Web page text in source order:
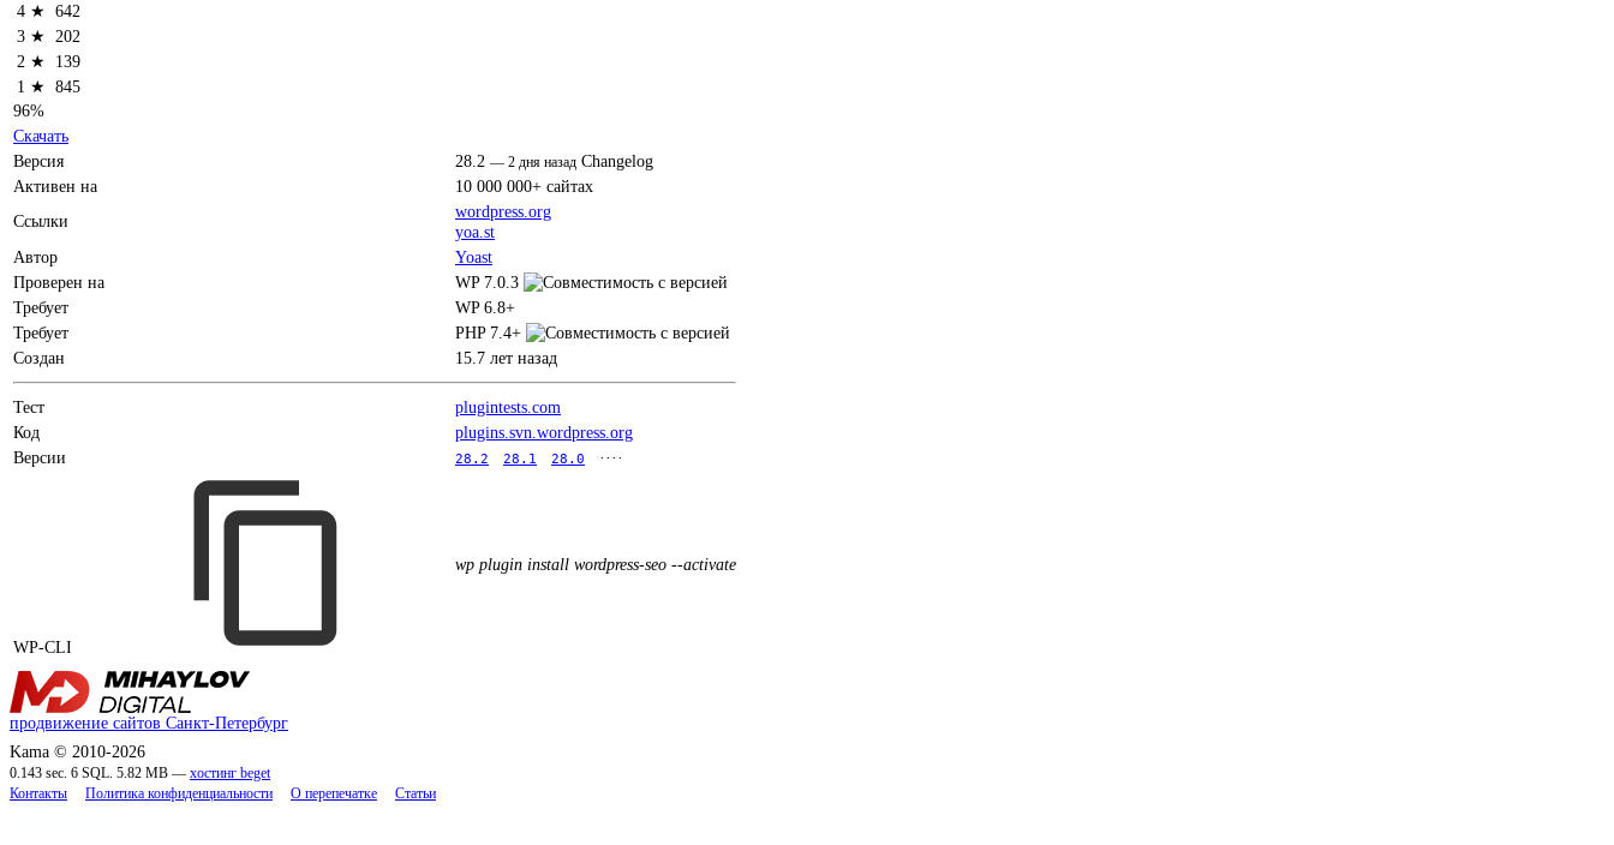
4 ★ 642
3 ★
202
2 ★
139
1 ★ 845
96%
Скачать
Версия
28.2 — 2 дня назад Changelog
Активен на
10 000 000+ сайтах
Ссылки
wordpress.org
yoa.st
Автор
Yoast
Проверен на
WP 7.0.3
Требует
WP 6.8+
Требует
PHP 7.4+
Создан
15.7 лет назад
Тест
plugintests.com
Код
plugins.svn.wordpress.org
Версии
28.2 28.1 28.0 ····
WP-CLI
wp plugin install wordpress-seo --activate
продвижение сайтов Санкт-Петербург
Kama © 2010-2026
0.143 sec. 6 SQL. 5.82 MB — хостинг beget
Контакты
Политика конфиденциальности О перепечатке Статьи